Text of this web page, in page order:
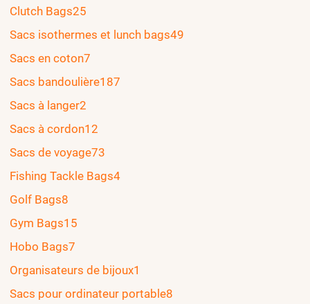
Clutch Bags25
Sacs isothermes et lunch bags49
Sacs en coton7
Sacs bandoulière187
Sacs à langer2
Sacs à cordon12
Sacs de voyage73
Fishing Tackle Bags4
Golf Bags8
Gym Bags15
Hobo Bags7
Organisateurs de bijoux1
Sacs pour ordinateur portable8